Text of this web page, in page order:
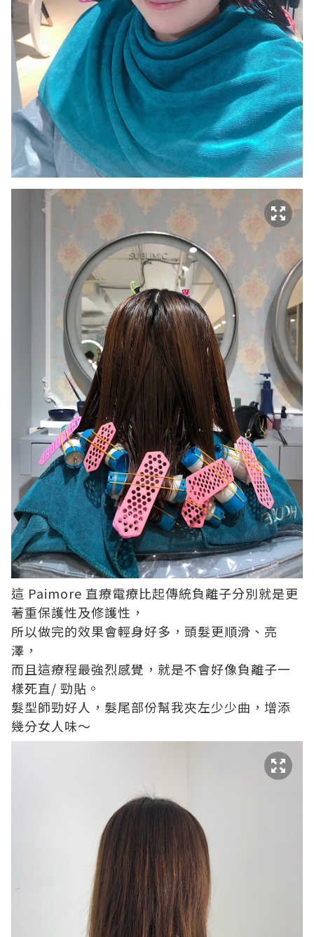
這 Paimore 直療電療比起傳統負離子分別就是更
著重保護性及修護性，
所以做完的效果會輕身好多，頭髮更順滑、亮
澤，
而且這療程最強烈感覺，就是不會好像負離子一
樣死直/ 勁貼。
髮型師勁好人，髮尾部份幫我夾左少少曲，增添
幾分女人味～